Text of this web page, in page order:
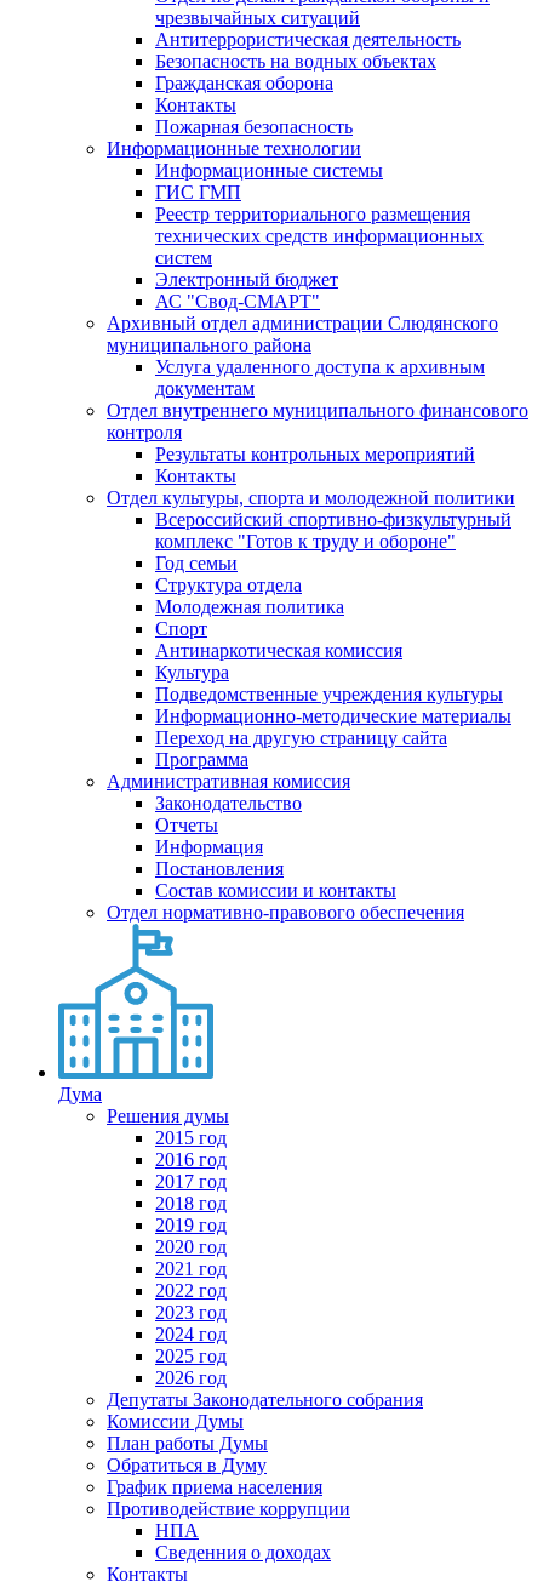
чрезвычайных ситуаций
Антитеррористическая деятельность
Безопасность на водных объектах
Гражданская оборона
Контакты
Пожарная безопасность
Информационные технологии
Информационные системы
ГИС ГМП
Реестр территориального размещения
технических средств информационных
систем
Электронный бюджет
АС "Свод-СМАРТ"
Архивный отдел администрации Слюдянского
муниципального района
Услуга удаленного доступа к архивным
документам
Отдел внутреннего муниципального финансового
контроля
Результаты контрольных мероприятий
Контакты
Отдел культуры, спорта и молодежной политики
Всероссийский спортивно-физкультурный
комплекс "Готов к труду и обороне"
Год семьи
Структура отдела
Молодежная политика
Спорт
Антинаркотическая комиссия
Культура
Подведомственные учреждения культуры
Информационно-методические материалы
Переход на другую страницу сайта
Программа
Административная комиссия
Законодательство
Отчеты
Информация
Постановления
Состав комиссии и контакты
Отдел нормативно-правового обеспечения
Дума
Решения думы
2015 год
2016 год
2017 год
2018 год
2019 год
2020 год
2021 год
2022 год
2023 год
2024 год
2025 год
2026 год
Депутаты Законодательного собрания
Комиссии Думы
План работы Думы
Обратиться в Думу
График приема населения
Противодействие коррупции
НПА
Сведенния о доходах
Контакты